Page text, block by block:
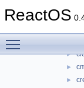
ReactOS
►
►
►
►